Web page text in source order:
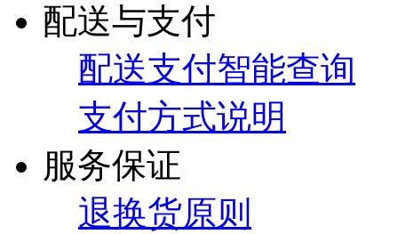
配送与支付
配送支付智能查询
支付方式说明
服务保证
退换货原则